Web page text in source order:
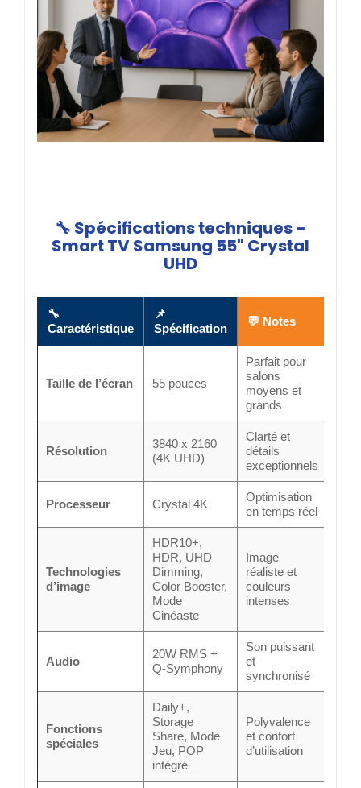
🔧 Spécifications techniques –
Smart TV Samsung 55" Crystal
UHD
🔧
Caractéristique
📌
Spécification
💬 Notes
Taille de l’écran 55 pouces
Parfait pour
salons
moyens et
grands
Résolution
3840 x 2160
(4K UHD)
Clarté et
détails
exceptionnels
Processeur Crystal 4K
Optimisation
en temps réel
Technologies
d’image
HDR10+,
HDR, UHD
Dimming,
Color Booster,
Mode
Cinéaste
Image
réaliste et
couleurs
intenses
Audio
20W RMS +
Q-Symphony
Son puissant
et
synchronisé
Fonctions
spéciales
Daily+,
Storage
Share, Mode
Jeu, POP
intégré
Polyvalence
et confort
d’utilisation